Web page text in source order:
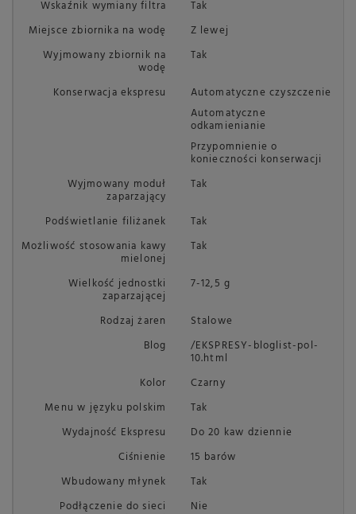
Wskaźnik wymiany filtra
Tak
Miejsce zbiornika na wodę
Z lewej
Wyjmowany zbiornik na
wodę
Tak
Konserwacja ekspresu
Automatyczne czyszczenie
Automatyczne
odkamienianie
Przypomnienie o
konieczności konserwacji
Wyjmowany moduł
zaparzający
Tak
Podświetlanie filiżanek
Tak
Możliwość stosowania kawy
mielonej
Tak
Wielkość jednostki
zaparzającej
7-12,5 g
Rodzaj żaren
Stalowe
Blog
/EKSPRESY-bloglist-pol-
10.html
Kolor
Czarny
Menu w języku polskim
Tak
Wydajność Ekspresu
Do 20 kaw dziennie
Ciśnienie
15 barów
Wbudowany młynek
Tak
Podłączenie do sieci
Nie